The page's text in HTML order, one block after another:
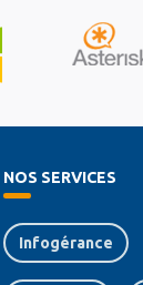
NOS SERVICES
Infogérance